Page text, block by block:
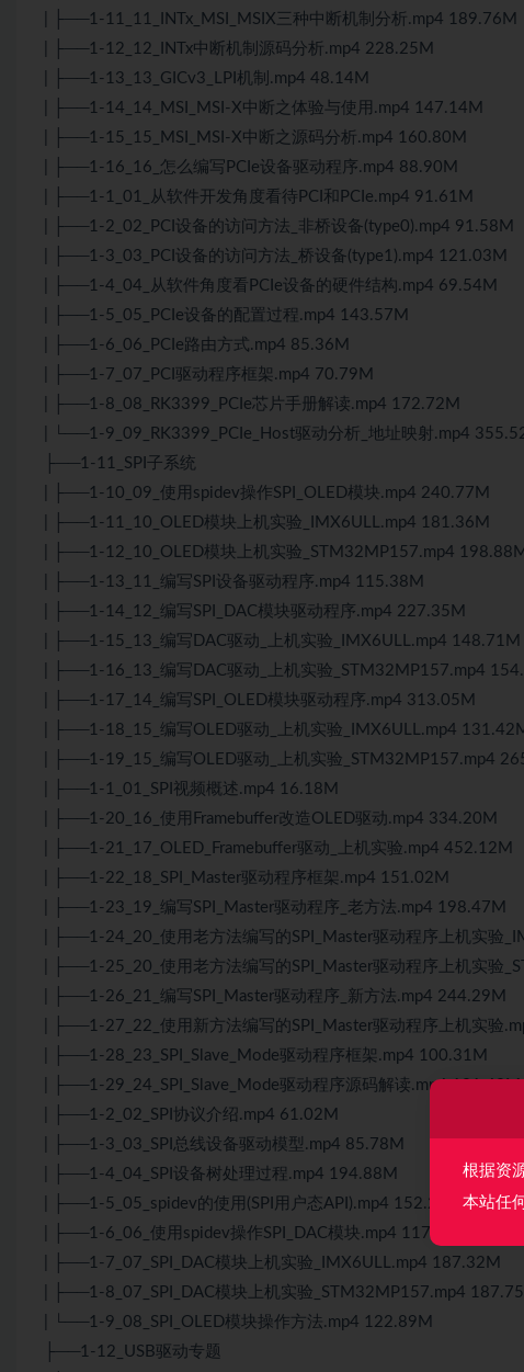
| ├──1-11_11_INTx_MSI_MSIX三种中断机制分析.mp4 189.76M
| ├──1-12_12_INTx中断机制源码分析.mp4 228.25M
| ├──1-13_13_GICv3_LPI机制.mp4 48.14M
| ├──1-14_14_MSI_MSI-X中断之体验与使用.mp4 147.14M
| ├──1-15_15_MSI_MSI-X中断之源码分析.mp4 160.80M
| ├──1-16_16_怎么编写PCIe设备驱动程序.mp4 88.90M
| ├──1-1_01_从软件开发角度看待PCI和PCIe.mp4 91.61M
| ├──1-2_02_PCI设备的访问方法_非桥设备(type0).mp4 91.58M
| ├──1-3_03_PCI设备的访问方法_桥设备(type1).mp4 121.03M
| ├──1-4_04_从软件角度看PCIe设备的硬件结构.mp4 69.54M
| ├──1-5_05_PCIe设备的配置过程.mp4 143.57M
| ├──1-6_06_PCIe路由方式.mp4 85.36M
| ├──1-7_07_PCI驱动程序框架.mp4 70.79M
| ├──1-8_08_RK3399_PCIe芯片手册解读.mp4 172.72M
| └──1-9_09_RK3399_PCIe_Host驱动分析_地址映射.mp4
├──1-11_SPI子系统
| ├──1-10_09_使用spidev操作SPI_OLED模块.mp4 240.77M
| ├──1-11_10_OLED模块上机实验_IMX6ULL.mp4 181.36M
| ├──1-12_10_OLED模块上机实验_STM32MP157.mp4 198.88M
| ├──1-13_11_编写SPI设备驱动程序.mp4 115.38M
| ├──1-14_12_编写SPI_DAC模块驱动程序.mp4 227.35M
| ├──1-15_13_编写DAC驱动_上机实验_IMX6ULL.mp4 148.71M
| ├──1-16_13_编写DAC驱动_上机实验_STM32MP157.mp4
| ├──1-17_14_编写SPI_OLED模块驱动程序.mp4 313.05M
| ├──1-18_15_编写OLED驱动_上机实验_IMX6ULL.mp4
| ├──1-19_15_编写OLED驱动_上机实验_STM32MP157.mp4
| ├──1-1_01_SPI视频概述.mp4 16.18M
| ├──1-20_16_使用Framebuffer改造OLED驱动.mp4 334.20M
| ├──1-21_17_OLED_Framebuffer驱动_上机实验.mp4 452.12M
| ├──1-22_18_SPI_Master驱动程序框架.mp4 151.02M
| ├──1-23_19_编写SPI_Master驱动程序_老方法.mp4 198.47M
| ├──1-24_20_使用老方法编写的SPI_Master驱动程序上机实验
| ├──1-25_20_使用老方法编写的SPI_Master驱动程序上机实验
| ├──1-26_21_编写SPI_Master驱动程序_新方法.mp4 244.29M
| ├──1-27_22_使用新方法编写的SPI_Master驱动程序上机实验
| ├──1-28_23_SPI_Slave_Mode驱动程序框架.mp4 100.31M
| ├──1-29_24_SPI_Slave_Mode驱动程序源码解读.mp4 131.43M
| ├──1-2_02_SPI协议介绍.mp4 61.02M
| ├──1-3_03_SPI总线设备驱动模型.mp4 85.78M
| ├──1-4_04_SPI设备树处理过程.mp4 194.88M
| ├──1-5_05_spidev的使用(SPI用户态API).mp4 152.28M
| ├──1-6_06_使用spidev操作SPI_DAC模块.mp4 117.18M
| ├──1-7_07_SPI_DAC模块上机实验_IMX6ULL.mp4 187.32M
| ├──1-8_07_SPI_DAC模块上机实验_STM32MP157.mp4
| └──1-9_08_SPI_OLED模块操作方法.mp4 122.89M
├──1-12_USB驱动专题
根据资
本站任